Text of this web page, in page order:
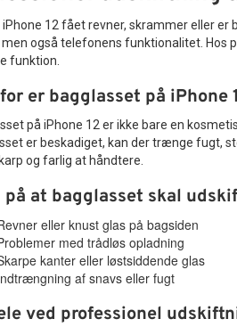
iPhone 12 fået revner, skrammer eller
også telefonens funktionalitet. Hos
funktion.
er bagglasset på iPhone
på iPhone 12 er ikke bare en
er beskadiget, kan der trænge fugt,
og farlig at håndtere.
på at bagglasset skal
eller knust glas på bagsiden
med trådløs opladning
kanter eller løstsiddende glas
af snavs eller fugt
ved professionel